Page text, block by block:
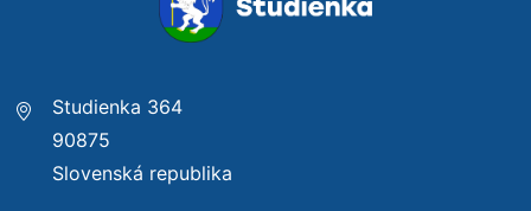
Studienka 364
90875
Slovenská republika